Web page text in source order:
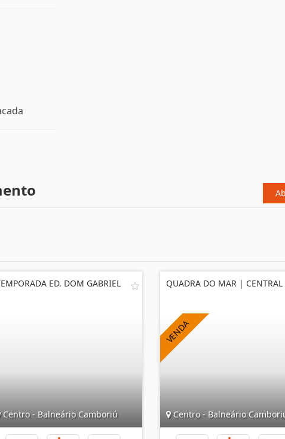
ED. DOM GABRIEL
Centro - Balneário Camboriú
QUADRA DO MAR | CENTRAL
Centro - Balneário